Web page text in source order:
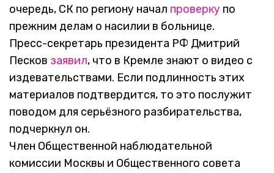
очередь, СК по региону начал проверку по
прежним делам о насилии в больнице.
Пресс-секретарь президента РФ Дмитрий
Песков заявил, что в Кремле знают о видео с
издевательствами. Если подлинность этих
материалов подтвердится, то это послужит
поводом для серьёзного разбирательства,
подчеркнул он.
Член Общественной наблюдательной
комиссии Москвы и Общественного совета